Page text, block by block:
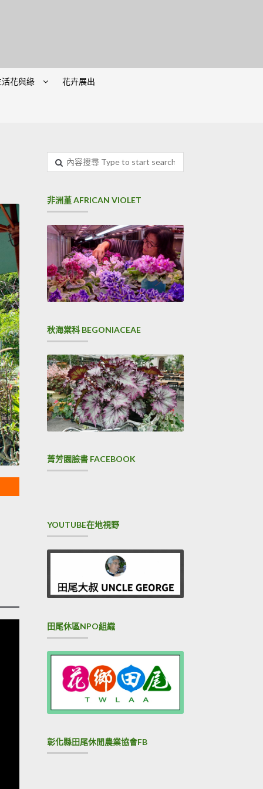
活花與綠 花卉展出
容
尋
非洲堇 AFRICAN VIOLET
秋海棠科 BEGONIACEAE
菁芳園臉書 FACEBOOK
YOUTUBE在地視野
田尾休區NPO組織
彰化縣田尾休閒農業協會FB